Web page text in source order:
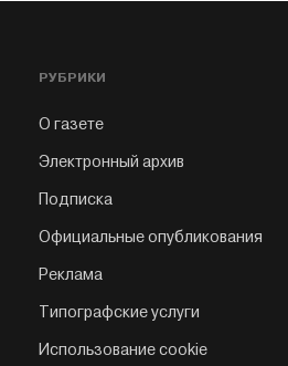
РУБРИКИ
О газете
Электронный архив
Подписка
Официальные опубликования
Реклама
Типографские услуги
Использование cookie